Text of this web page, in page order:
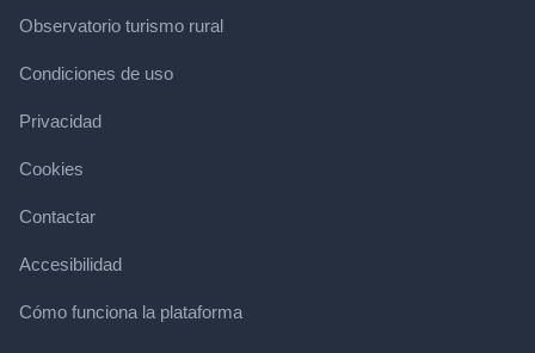
Observatorio turismo rural
Condiciones de uso
Privacidad
Cookies
Contactar
Accesibilidad
Cómo funciona la plataforma